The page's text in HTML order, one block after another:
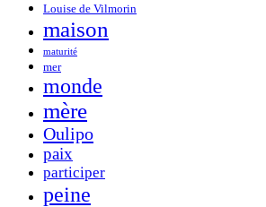
Louise de Vilmorin
maison
maturité
mer
monde
mère
Oulipo
paix
participer
peine